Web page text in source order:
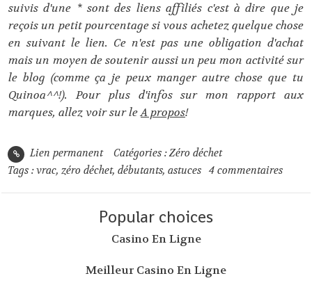
suivis d'une * sont des liens affiliés c'est à dire que je
reçois un petit pourcentage si vous achetez quelque chose
en suivant le lien. Ce n'est pas une obligation d'achat
mais un moyen de soutenir aussi un peu mon activité sur
le blog (comme ça je peux manger autre chose que tu
Quinoa^^!). Pour plus d'infos sur mon rapport aux
marques, allez voir sur leA propos!
Lien permanent Catégories :Zéro déchet
Tags :vrac,zéro déchet,débutants,astuces 4 commentaires
Popular choices
Casino En Ligne
Meilleur Casino En Ligne